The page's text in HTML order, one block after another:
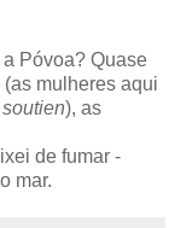
Póvoa? Quase
mulheres aqui
soutien), as
de fumar -
mar.